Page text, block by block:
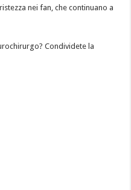
nei fan, che continuano a
Condividete la